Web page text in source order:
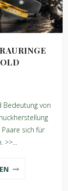
Bedeutung von
sich für
>>...